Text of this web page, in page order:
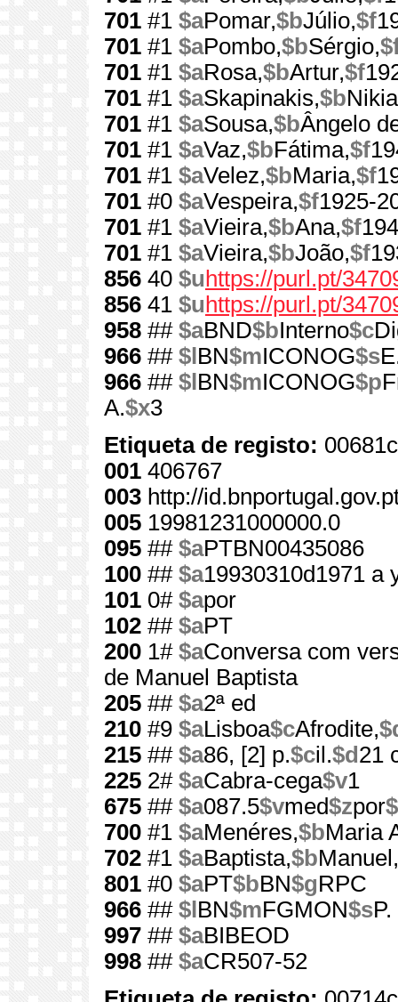
701 #1 $aPomar,$bJúlio,$f
701 #1 $aPombo,$bSérgio,
701 #1 $aRosa,$bArtur,$f
701 #1 $aSkapinakis,$b
701 #1 $aSousa,$bÂngelo
701 #1 $aVaz,$bFátima,$f
701 #1 $aVelez,$bMaria,$f
701 #0 $aVespeira,$f1925-
701 #1 $aVieira,$bAna,$f
701 #1 $aVieira,$bJoão,$f
856 40 $u https://purl.pt/
856 41 $u https://purl.pt/
958 ## $aBND$bInterno$c
966 ## $l BN$mICONOG$s
966 ## $l BN$mICONOG$p
A.$x3
Etiqueta de registo:
001 406767
003 http://
005 19981231000000.0
095 ## $aPTBN00435086
100 ## $a19930310d1971 a
101 0# $apor
102 ## $aPT
200 1# $aConversa com
de Manuel Baptista
205 ## $a2ª ed
210 #9 $aLisboa$cAfrodite,
215 ## $a86, [2] p.$cil.$d 21
225 2# $aCabra-cega$v1
675 ## $a087.5$vmed$zpor
700 #1 $aMenéres,$bMaria
702 #1 $aBaptista,$bManuel,
801 #0 $aPT$bBN$gRPC
966 ## $l BN$mFGMON$s
997 ## $aBIBEOD
998 ## $aCR507-52